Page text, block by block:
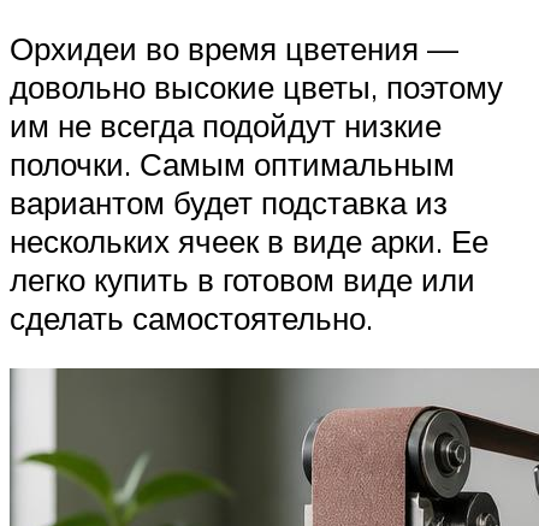
Орхидеи во время цветения —
довольно высокие цветы, поэтому
им не всегда подойдут низкие
полочки. Самым оптимальным
вариантом будет подставка из
нескольких ячеек в виде арки. Ее
легко купить в готовом виде или
сделать самостоятельно.